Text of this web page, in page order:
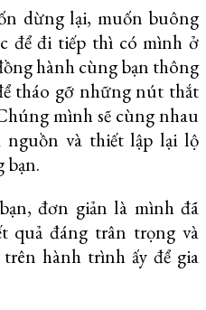
dừng lại, muốn buông
để đi tiếp thì có mình ở
hành cùng bạn thông
tháo gỡ những nút thắt
mình sẽ cùng nhau
và thiết lập lại lộ
bạn.
đơn giản là mình đã
quả đáng trân trọng và
hành trình ấy để gia